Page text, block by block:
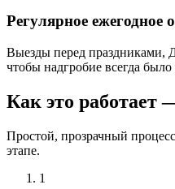
Регулярное ежегодное
Выезды перед
чтобы надгробие всегда
Как это работает
Простой, прозрачный
этапе.
1